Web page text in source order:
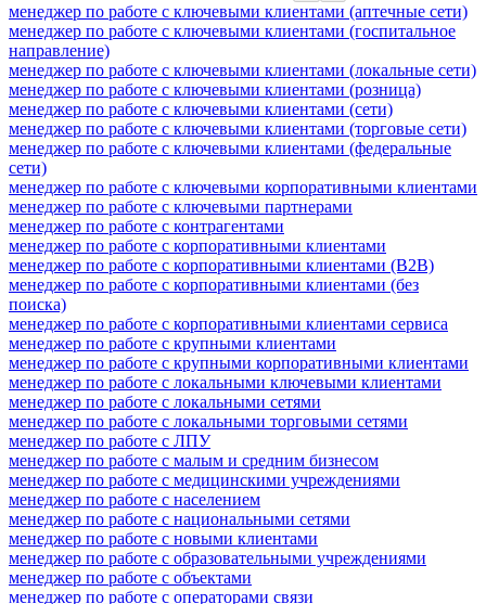
менеджер по работе с ключевыми клиентами (аптечные сети)
менеджер по работе с ключевыми клиентами (госпитальное
направление)
менеджер по работе с ключевыми клиентами (локальные сети)
менеджер по работе с ключевыми клиентами (розница)
менеджер по работе с ключевыми клиентами (сети)
менеджер по работе с ключевыми клиентами (торговые сети)
менеджер по работе с ключевыми клиентами (федеральные
сети)
менеджер по работе с ключевыми корпоративными клиентами
менеджер по работе с ключевыми партнерами
менеджер по работе с контрагентами
менеджер по работе с корпоративными клиентами
менеджер по работе с корпоративными клиентами (B2B)
менеджер по работе с корпоративными клиентами (без
поиска)
менеджер по работе с корпоративными клиентами сервиса
менеджер по работе с крупными клиентами
менеджер по работе с крупными корпоративными клиентами
менеджер по работе с локальными ключевыми клиентами
менеджер по работе с локальными сетями
менеджер по работе с локальными торговыми сетями
менеджер по работе с ЛПУ
менеджер по работе с малым и средним бизнесом
менеджер по работе с медицинскими учреждениями
менеджер по работе с населением
менеджер по работе с национальными сетями
менеджер по работе с новыми клиентами
менеджер по работе с образовательными учреждениями
менеджер по работе с объектами
менеджер по работе с операторами связи